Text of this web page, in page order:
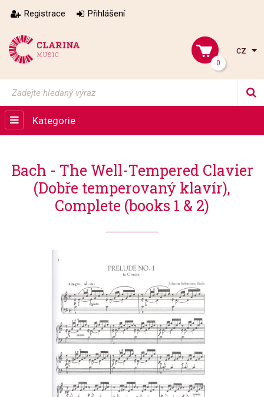
Registrace Přihlášení
0
cz
Kategorie
Bach - The Well-Tempered Clavier
(Dobře temperovaný klavír),
Complete (books 1 & 2)